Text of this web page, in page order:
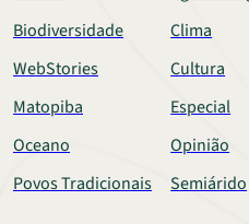
Biodiversidade
Clima
WebStories
Cultura
Matopiba
Especial
Oceano
Opinião
Povos Tradicionais
Semiárido